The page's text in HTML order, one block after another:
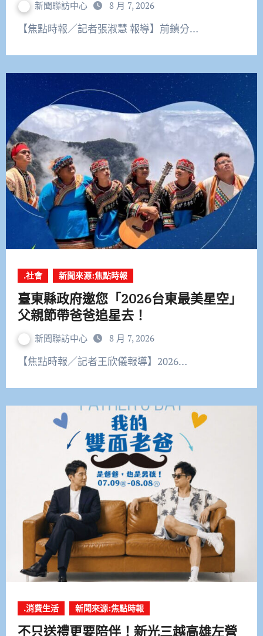
新聞聯訪中心 8 月 7, 2026
【焦點時報／記者張淑慧 報導】前鎮分…
.社會 新聞來源:焦點時報
臺東縣政府邀您「2026台東最美星空」
父親節帶爸爸追星去！
新聞聯訪中心 8 月 7, 2026
【焦點時報／記者王欣儀報導】2026…
.消費生活 新聞來源:焦點時報
不只送禮更要陪伴！新光三越高雄左營